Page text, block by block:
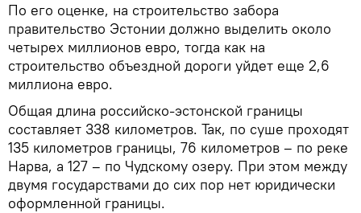
По его оценке, на строительство забора
правительство Эстонии должно выделить около
четырех миллионов евро, тогда как на
строительство объездной дороги уйдет еще 2,6
миллиона евро.
Общая длина российско-эстонской границы
составляет 338 километров. Так, по суше проходят
135 километров границы, 76 километров – по реке
Нарва, а 127 – по Чудскому озеру. При этом между
двумя государствами до сих пор нет юридически
оформленной границы.